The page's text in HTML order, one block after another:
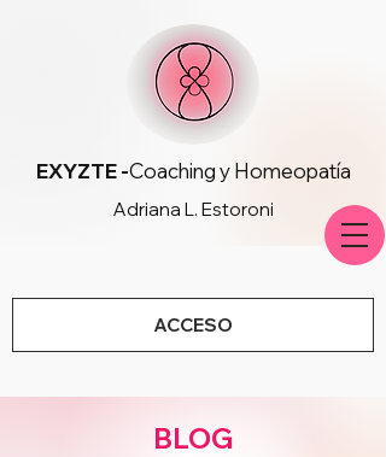
EXYZTE -Coaching y Homeopatía
Adriana L. Estoroni
ACCESO
BLOG